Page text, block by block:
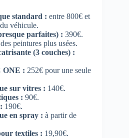
standard : entre 800€ et
véhicule.
parfaites) : 390€.
peintures plus usées.
(3 couches) :
ONE : 252€ pour une seule
sur vitres : 140€.
: 90€.
190€.
en spray : à partir de
textiles : 19,90€.